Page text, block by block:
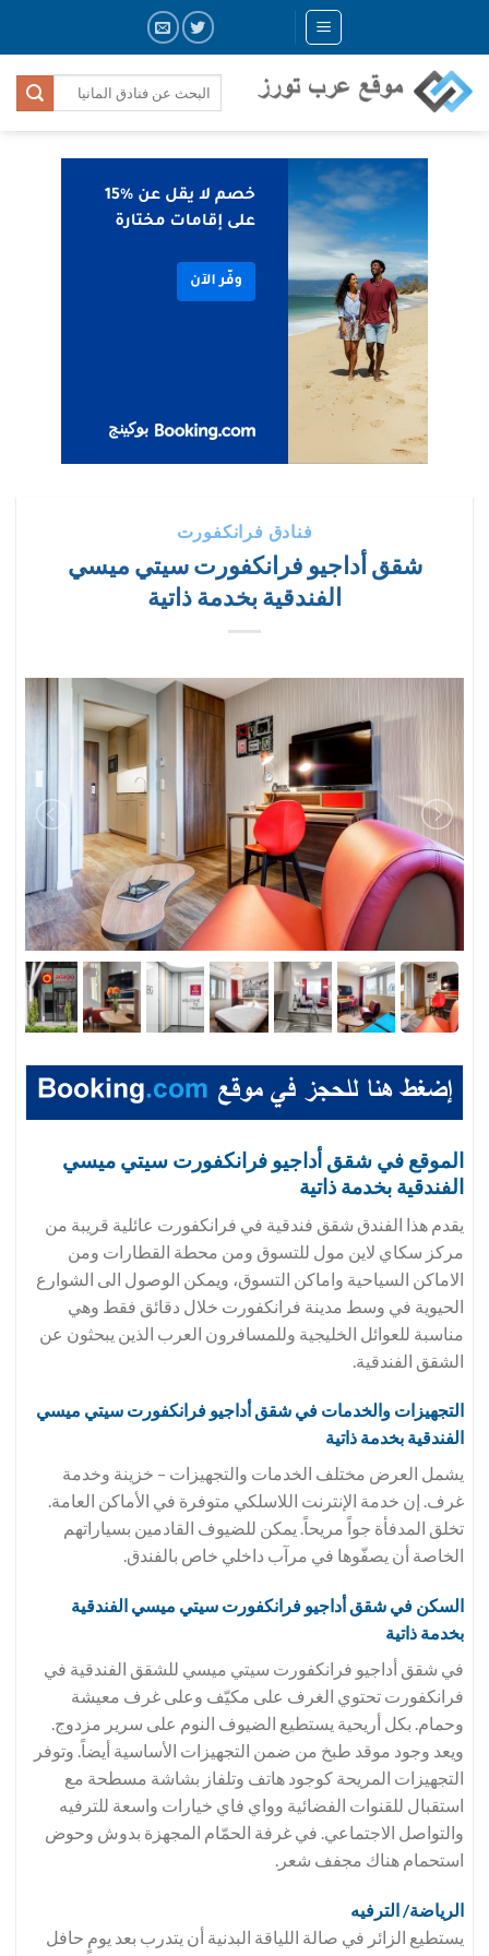
content
فنادق فرانكفورت
شقق أداجيو فرانكفورت سيتي ميسي
الفندقية بخدمة ذاتية
الموقع في شقق أداجيو فرانكفورت سيتي ميسي
الفندقية بخدمة ذاتية
يقدم هذا الفندق شقق فندقية في فرانكفورت عائلية قريبة من
مركز سكاي لاين مول للتسوق ومن محطة القطارات ومن
الاماكن السياحية واماكن التسوق، ويمكن الوصول الى الشوارع
الحيوية في وسط مدينة فرانكفورت خلال دقائق فقط وهي
مناسبة للعوائل الخليجية وللمسافرون العرب الذين يبحثون عن
الشقق الفندقية.
التجهيزات والخدمات في شقق أداجيو فرانكفورت سيتي ميسي
الفندقية بخدمة ذاتية
يشمل العرض مختلف الخدمات والتجهيزات – خزينة وخدمة
غرف. إن خدمة الإنترنت اللاسلكي متوفرة في الأماكن العامة.
تخلق المدفأة جواً مريحاً. يمكن للضيوف القادمين بسياراتهم
الخاصة أن يصفّوها في مرآب داخلي خاص بالفندق.
السكن في شقق أداجيو فرانكفورت سيتي ميسي الفندقية
بخدمة ذاتية
في شقق أداجيو فرانكفورت سيتي ميسي للشقق الفندقية في
فرانكفورت تحتوي الغرف على مكيّف وعلى غرف معيشة
وحمام. بكل أريحية يستطيع الضيوف النوم على سرير مزدوج.
ويعد وجود موقد طبخ من ضمن التجهيزات الأساسية أيضاً. وتوفر
التجهيزات المريحة كوجود هاتف وتلفاز بشاشة مسطحة مع
استقبال للقنوات الفضائية وواي فاي خيارات واسعة للترفيه
والتواصل الاجتماعي. في غرفة الحمّام المجهزة بدوش وحوض
استحمام هناك مجفف شعر.
الرياضة/ الترفيه
يستطيع الزائر في صالة اللياقة البدنية أن يتدرب بعد يومٍ حافل